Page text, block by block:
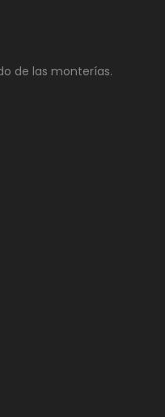
de las monterías.